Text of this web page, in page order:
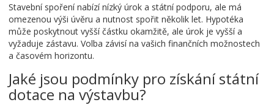
Stavební spoření nabízí nízký úrok a státní podporu, ale má
omezenou výši úvěru a nutnost spořit několik let. Hypotéka
může poskytnout vyšší částku okamžitě, ale úrok je vyšší a
vyžaduje zástavu. Volba závisí na vašich finančních možnostech
a časovém horizontu.
Jaké jsou podmínky pro získání státní
dotace na výstavbu?